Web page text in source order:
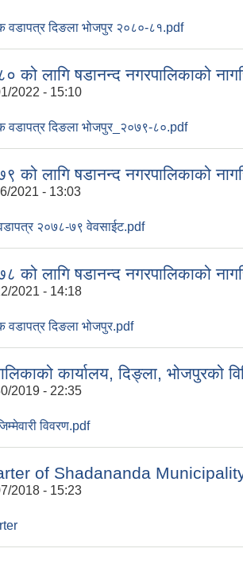
वडापत्र दिङला भोजपुर २०८०-८१.pdf
लागि षडानन्द नगरपालिकाको
2022 - 15:10
वडापत्र दिङला भोजपुर_२०७९-८०.pdf
लागि षडानन्द नगरपालिकाको
2021 - 13:03
२०७८-७९ वेवसाईट.pdf
लागि षडानन्द नगरपालिकाको
2021 - 14:18
वडापत्र दिङला भोजपुर.pdf
कार्यालय, दिङ्ला, भोजपुरको
2019 - 22:35
विवरण.pdf
of Shadananda
2018 - 15:23